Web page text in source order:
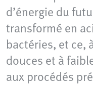
d’énergie du
transformé en
bactéries, et ce,
douces et à
aux procédés